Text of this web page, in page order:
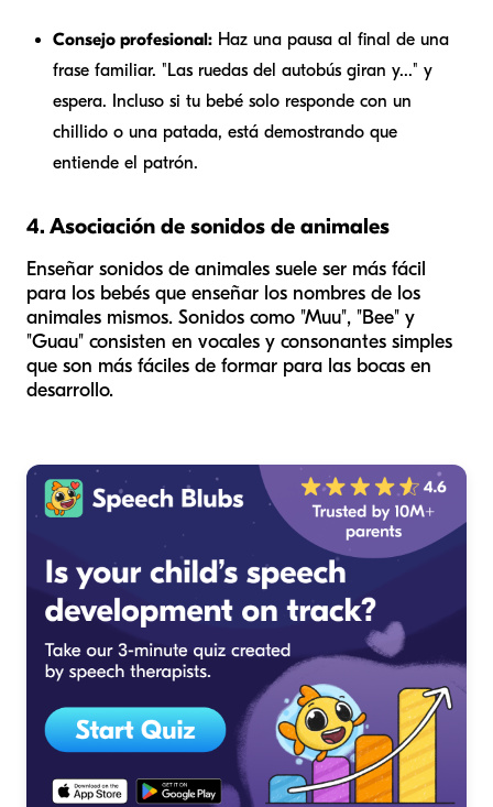
Consejo profesional: Haz una pausa al final de una
frase familiar. "Las ruedas del autobús giran y..." y
espera. Incluso si tu bebé solo responde con un
chillido o una patada, está demostrando que
entiende el patrón.
4. Asociación de sonidos de animales
Enseñar sonidos de animales suele ser más fácil
para los bebés que enseñar los nombres de los
animales mismos. Sonidos como "Muu", "Bee" y
"Guau" consisten en vocales y consonantes simples
que son más fáciles de formar para las bocas en
desarrollo.